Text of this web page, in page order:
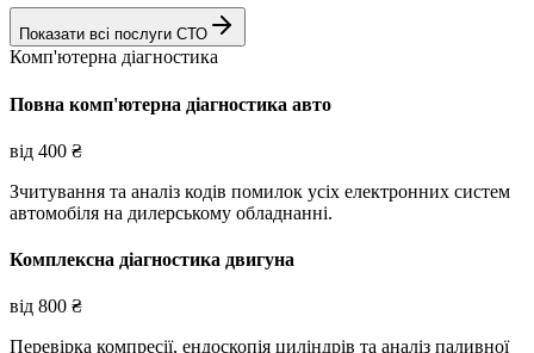
Показати всі послуги СТО
Комп'ютерна діагностика
Повна комп'ютерна діагностика авто
від 400 ₴
Зчитування та аналіз кодів помилок усіх електронних систем
автомобіля на дилерському обладнанні.
Комплексна діагностика двигуна
від 800 ₴
Перевірка компресії, ендоскопія циліндрів та аналіз паливної